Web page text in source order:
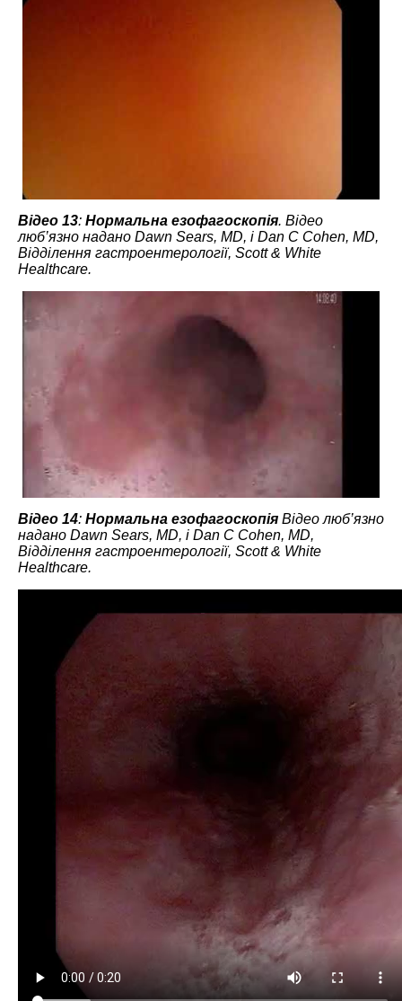
Відео 13: Нормальна езофагоскопія. Відео
люб’язно надано Dawn Sears, MD, і Dan C Cohen, MD,
Відділення гастроентерології, Scott & White
Healthcare.
Відео 14: Нормальна езофагоскопія Відео люб’язно
надано Dawn Sears, MD, і Dan C Cohen, MD,
Відділення гастроентерології, Scott & White
Healthcare.